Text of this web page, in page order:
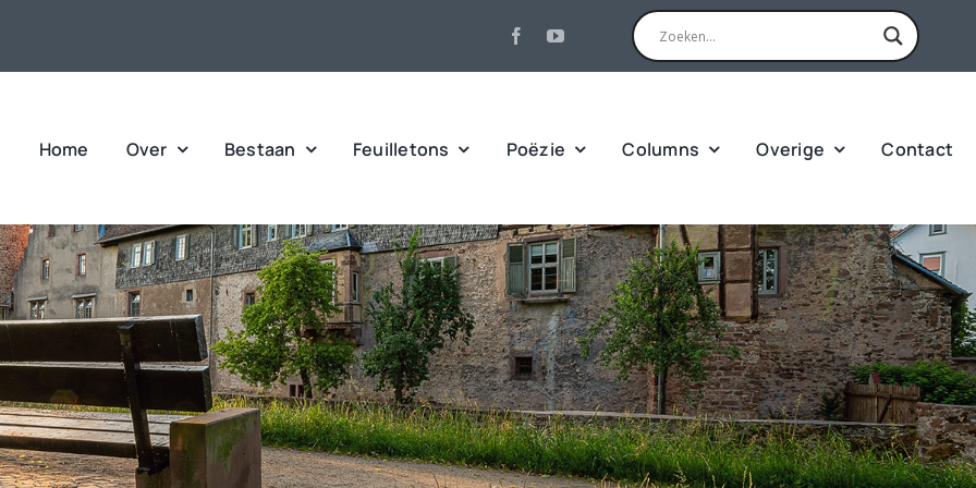
Home Over Bestaan Feuilletons Poëzie Columns Overige Contact